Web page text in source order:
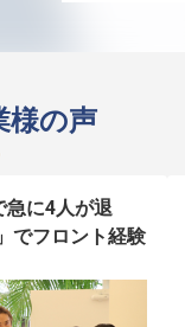
様の声
急に4人が退
でフロント経験